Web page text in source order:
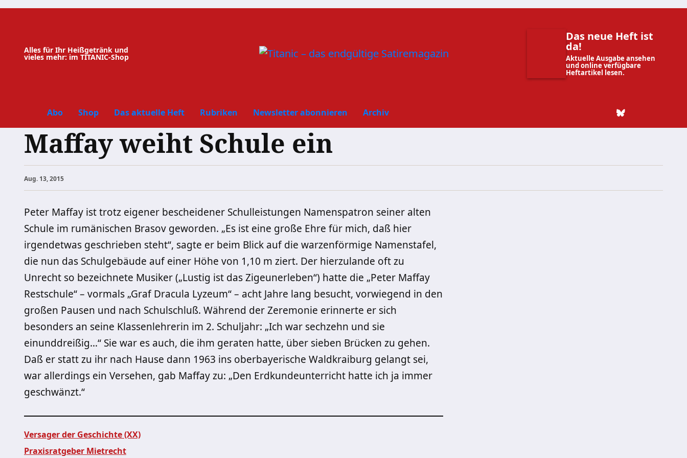
Zum
Alles für Ihr Heißgetränk und
vieles mehr: im TITANIC-Shop
Das neue Heft ist
da!
Aktuelle Ausgabe ansehen
und online verfügbare
Heftartikel lesen.
Abo Shop Das aktuelle Heft Rubriken Newsletter abonnieren Archiv
Maffay weiht Schule ein
Aug. 13, 2015
Peter Maffay ist trotz eigener bescheidener Schulleistungen Namenspatron seiner alten
Schule im rumänischen Brasov geworden. „Es ist eine große Ehre für mich, daß hier
irgendetwas geschrieben steht“, sagte er beim Blick auf die warzenförmige Namenstafel,
die nun das Schulgebäude auf einer Höhe von 1,10 m ziert. Der hierzulande oft zu
Unrecht so bezeichnete Musiker („Lustig ist das Zigeunerleben“) hatte die „Peter Maffay
Restschule“ – vormals „Graf Dracula Lyzeum“ – acht Jahre lang besucht, vorwiegend in den
großen Pausen und nach Schulschluß. Während der Zeremonie erinnerte er sich
besonders an seine Klassenlehrerin im 2. Schuljahr: „Ich war sechzehn und sie
einunddreißig…“ Sie war es auch, die ihm geraten hatte, über sieben Brücken zu gehen.
Daß er statt zu ihr nach Hause dann 1963 ins oberbayerische Waldkraiburg gelangt sei,
war allerdings ein Versehen, gab Maffay zu: „Den Erdkundeunterricht hatte ich ja immer
geschwänzt.“
Versager der Geschichte (XX)
Praxisratgeber Mietrecht